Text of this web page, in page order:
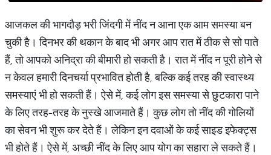
आजकल की भागदौड़ भरी जिंदगी में नींद न आना एक आम समस्या बन
चुकी है। दिनभर की थकान के बाद भी अगर आप रात में ठीक से सो पाते
हैं, तो आपको अनिद्रा की बीमारी हो सकती है। रात में नींद न पूरी होने से
न केवल हमारी दिनचर्या प्रभावित होती है, बल्कि कई तरह की स्वास्थ्य
समस्याएं भी हो सकती हैं। ऐसे में, कई लोग इस समस्या से छुटकारा पाने
के लिए तरह-तरह के नुस्खे आजमाते हैं। कुछ लोग तो नींद की गोलियों
का सेवन भी शुरू कर देते हैं। लेकिन इन दवाओं के कई साइड इफेक्ट्स
भी होते हैं। ऐसे में, अच्छी नींद के लिए आप योग का सहारा ले सकते हैं।